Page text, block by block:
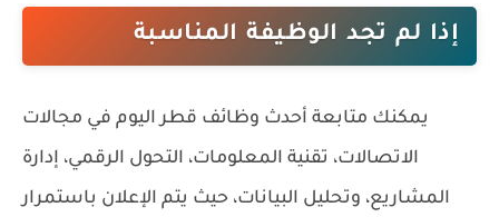
إذا لم تجد الوظيفة المناسبة
يمكنك متابعة أحدث وظائف قطر اليوم في مجالات
الاتصالات، تقنية المعلومات، التحول الرقمي، إدارة
المشاريع، وتحليل البيانات، حيث يتم الإعلان باستمرار